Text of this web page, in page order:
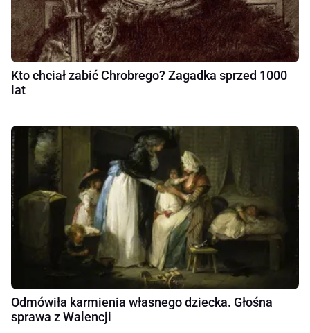
Kto chciał zabić Chrobrego? Zagadka sprzed 1000
lat
Odmówiła karmienia własnego dziecka. Głośna
sprawa z Walencji